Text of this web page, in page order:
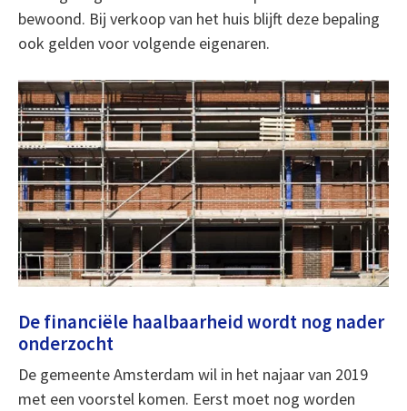
bewoond. Bij verkoop van het huis blijft deze bepaling
ook gelden voor volgende eigenaren.
De financiële haalbaarheid wordt nog nader
onderzocht
De gemeente Amsterdam wil in het najaar van 2019
met een voorstel komen. Eerst moet nog worden